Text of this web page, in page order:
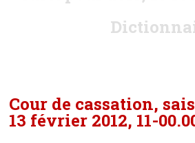
Cour de cassation,
13 février 2012, 11-